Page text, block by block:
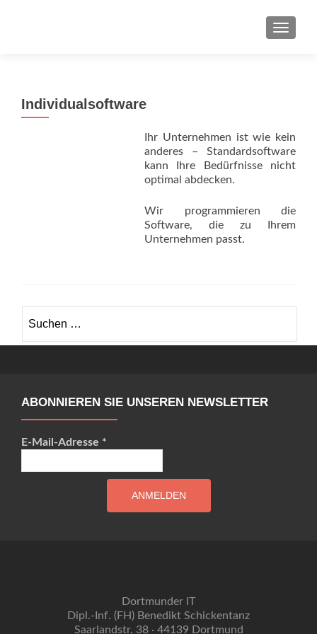
Individualsoftware
Ihr Unternehmen ist wie kein
anderes – Standardsoftware
kann Ihre Bedürfnisse nicht
optimal abdecken.
Wir programmieren die
Software, die zu Ihrem
Unternehmen passt.
nach:
ABONNIEREN SIE UNSEREN NEWSLETTER
E-Mail-Adresse *
Dortmunder IT
Dipl.-Inf. (FH) Benedikt Schickentanz
Saarlandstr. 38 · 44139 Dortmund